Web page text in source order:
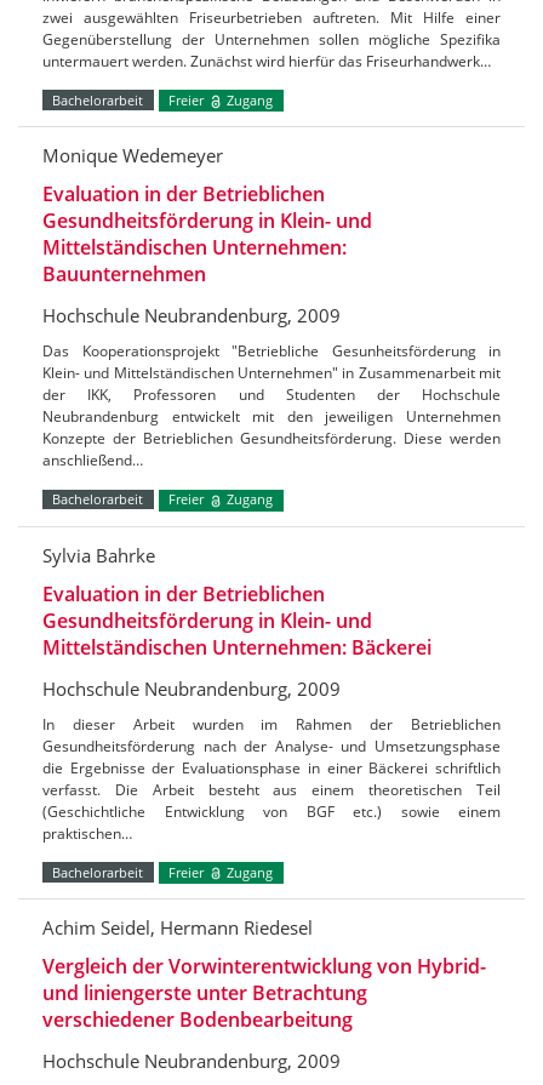
zwei ausgewählten Friseurbetrieben auftreten. Mit Hilfe einer
Gegenüberstellung der Unternehmen sollen mögliche Spezifika
untermauert werden. Zunächst wird hierfür das Friseurhandwerk…
Bachelorarbeit Freier Zugang
Monique Wedemeyer
Evaluation in der Betrieblichen
Gesundheitsförderung in Klein- und
Mittelständischen Unternehmen:
Bauunternehmen
Hochschule Neubrandenburg, 2009
Das Kooperationsprojekt "Betriebliche Gesunheitsförderung in
Klein- und Mittelständischen Unternehmen" in Zusammenarbeit mit
der IKK, Professoren und Studenten der Hochschule
Neubrandenburg entwickelt mit den jeweiligen Unternehmen
Konzepte der Betrieblichen Gesundheitsförderung. Diese werden
anschließend…
Bachelorarbeit Freier Zugang
Sylvia Bahrke
Evaluation in der Betrieblichen
Gesundheitsförderung in Klein- und
Mittelständischen Unternehmen: Bäckerei
Hochschule Neubrandenburg, 2009
In dieser Arbeit wurden im Rahmen der Betrieblichen
Gesundheitsförderung nach der Analyse- und Umsetzungsphase
die Ergebnisse der Evaluationsphase in einer Bäckerei schriftlich
verfasst. Die Arbeit besteht aus einem theoretischen Teil
(Geschichtliche Entwicklung von BGF etc.) sowie einem
praktischen…
Bachelorarbeit Freier Zugang
Achim Seidel, Hermann Riedesel
Vergleich der Vorwinterentwicklung von Hybrid-
und liniengerste unter Betrachtung
verschiedener Bodenbearbeitung
Hochschule Neubrandenburg, 2009